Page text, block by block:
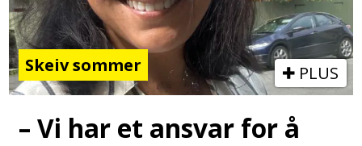
Skeiv sommer PLUS
– Vi har et ansvar for å